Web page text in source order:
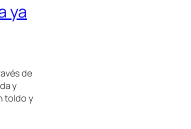
ya
de
y
toldo y